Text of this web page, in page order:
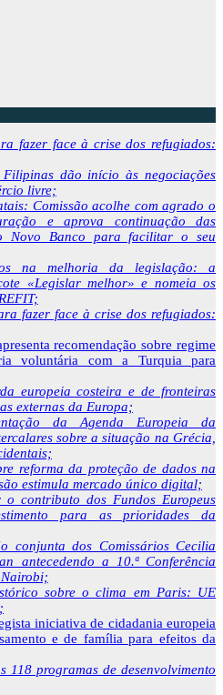
fazer face à crise dos refugiados:
dão início às negociações
livre;
Comissão acolhe com agrado o
e aprova continuação das
Novo Banco para facilitar o seu
na melhoria da legislação: a
«Legislar melhor» e nomeia os
fazer face à crise dos refugiados:
recomendação sobre regime
voluntária com a Turquia para
europeia costeira e de fronteiras
externas da Europa;
da Agenda Europeia da
sobre a situação na Grécia,
reforma da proteção de dados na
estimula mercado único digital;
o contributo dos Fundos Europeus
para as prioridades da
conjunta dos Comissários Cecilia
antecedendo a 10.ª Conferência
sobre o clima em Paris: UE
iniciativa de cidadania europeia
e de família para efeitos da
118 programas de desenvolvimento